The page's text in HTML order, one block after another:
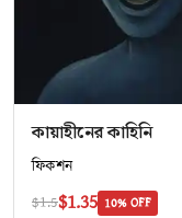
কায়াহীনের কাহিনি
ফিকশন
$1.5$1.35 10% OFF